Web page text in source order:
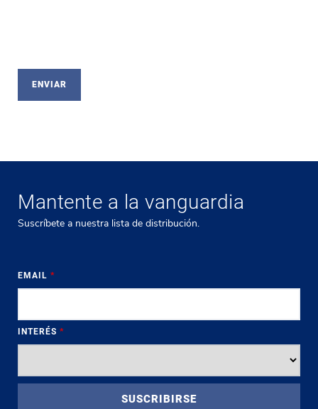
Mantente a la vanguardia
Suscríbete a nuestra lista de distribución.
EMAIL *
INTERÉS *